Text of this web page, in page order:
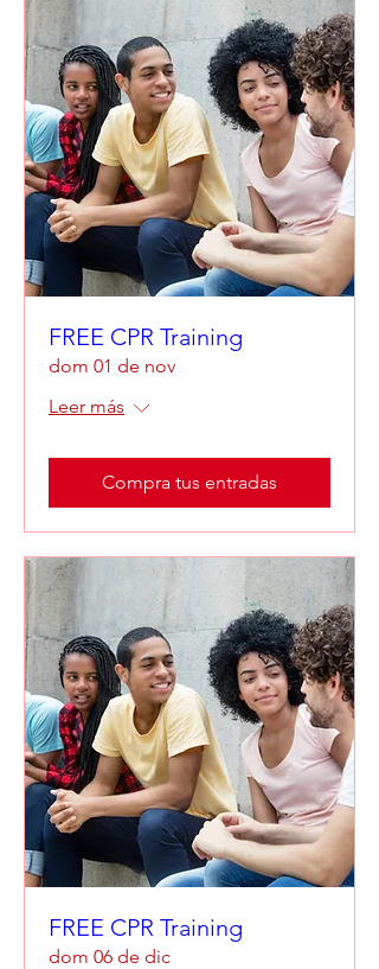
FREE CPR Training
dom 01 de nov
Leer más
Compra tus entradas
FREE CPR Training
dom 06 de dic